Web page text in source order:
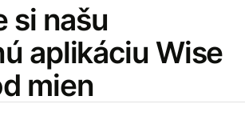
si našu
aplikáciu Wise
mien